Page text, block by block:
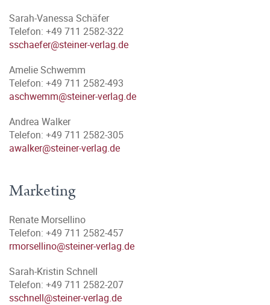
Sarah-Vanessa Schäfer
Telefon: +49 711 2582-322
sschaefer@steiner-verlag.de
Amelie Schwemm
Telefon: +49 711 2582-493
aschwemm@steiner-verlag.de
Andrea Walker
Telefon: +49 711 2582-305
awalker@steiner-verlag.de
Marketing
Renate Morsellino
Telefon: +49 711 2582-457
rmorsellino@steiner-verlag.de
Sarah-Kristin Schnell
Telefon: +49 711 2582-207
sschnell@steiner-verlag.de